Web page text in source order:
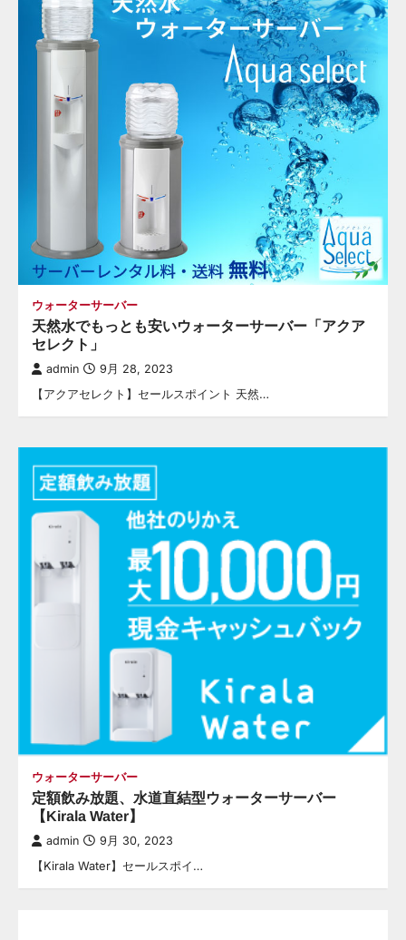
ウォーターサーバー
天然水でもっとも安いウォーターサーバー「アクア
セレクト」
admin 9月 28, 2023
【アクアセレクト】セールスポイント 天然…
ウォーターサーバー
定額飲み放題、水道直結型ウォーターサーバー
【Kirala Water】
admin 9月 30, 2023
【Kirala Water】セールスポイ…